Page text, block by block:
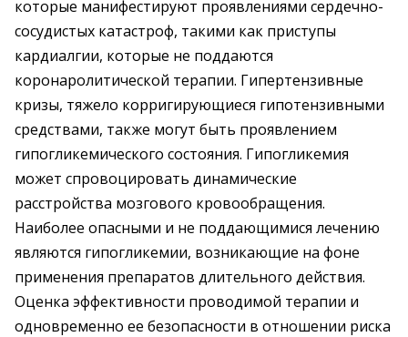
которые манифестируют проявлениями сердечно-
сосудистых катастроф, такими как приступы
кардиалгии, которые не поддаются
коронаролитической терапии. Гипертензивные
кризы, тяжело корригирующиеся гипотензивными
средствами, также могут быть проявлением
гипогликемического состояния. Гипогликемия
может спровоцировать динамические
расстройства мозгового кровообращения.
Наиболее опасными и не поддающимися лечению
являются гипогликемии, возникающие на фоне
применения препаратов длительного действия.
Оценка эффективности проводимой терапии и
одновременно ее безопасности в отношении риска